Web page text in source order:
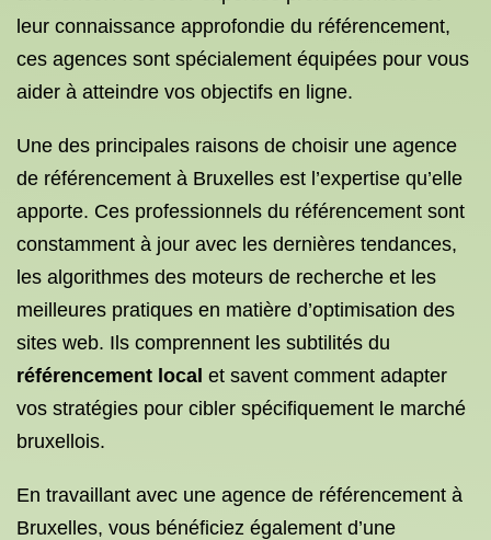
leur connaissance approfondie du référencement,
ces agences sont spécialement équipées pour vous
aider à atteindre vos objectifs en ligne.
Une des principales raisons de choisir une agence
de référencement à Bruxelles est l’expertise qu’elle
apporte. Ces professionnels du référencement sont
constamment à jour avec les dernières tendances,
les algorithmes des moteurs de recherche et les
meilleures pratiques en matière d’optimisation des
sites web. Ils comprennent les subtilités du
référencement local et savent comment adapter
vos stratégies pour cibler spécifiquement le marché
bruxellois.
En travaillant avec une agence de référencement à
Bruxelles, vous bénéficiez également d’une